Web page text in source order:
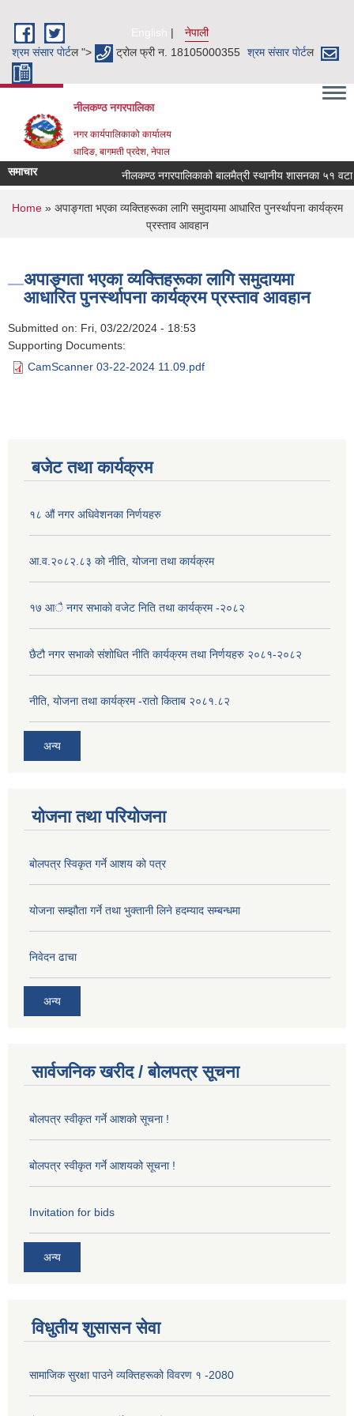
English
नेपाली
श्रम संसार पाेर्टल "> ट्रोल फ्री न. 18105000355 श्रम संसार पाेर्टल
नीलकण्ठ नगरपालिका
नगर कार्यपालिकाको कार्यालय
धादिङ, बागमती प्रदेश, नेपाल
समाचार नीलकण्ठ नगरपालिकाको बालमैत्री स्थानीय शासनका ५१ वटा
You are here
Home» अपाङ्गता भएका व्यक्तिहरूका लागि समुदायमा आधारित पुनर्स्थापना कार्यक्रम
प्रस्ताव आवहान
अपाङ्गता भएका व्यक्तिहरूका लागि समुदायमा
आधारित पुनर्स्थापना कार्यक्रम प्रस्ताव आवहान
Submitted on: Fri, 03/22/2024 - 18:53
Supporting Documents:
CamScanner 03-22-2024 11.09.pdf
बजेट तथा कार्यक्रम
१८ औं नगर अधिवेशनका निर्णयहरु
आ.व.२०८२.८३ को नीति, योजना तथा कार्यक्रम
१७ आै नगर सभाकाे वजेट निति तथा कार्यक्रम -२०८२
छैटौ नगर सभाको संशोधित नीति कार्यक्रम तथा निर्णयहरु २०८१-२०८२
नीति, योजना तथा कार्यक्रम -रातो किताब २०८१.८२
अन्य
योजना तथा परियोजना
बोलपत्र स्विकृत गर्ने आशय को पत्र
योजना सम्झौता गर्ने तथा भुक्तानी लिने हदम्याद सम्बन्धमा
निवेदन ढाचा
अन्य
सार्वजनिक खरीद / बोलपत्र सूचना
बोलपत्र स्वीकृत गर्ने आशको सूचना !
बोलपत्र स्वीकृत गर्ने आशयको सूचना !
Invitation for bids
अन्य
विधुतीय शुसासन सेवा
सामाजिक सुरक्षा पाउने व्यक्तिहरूको विवरण १ -2080